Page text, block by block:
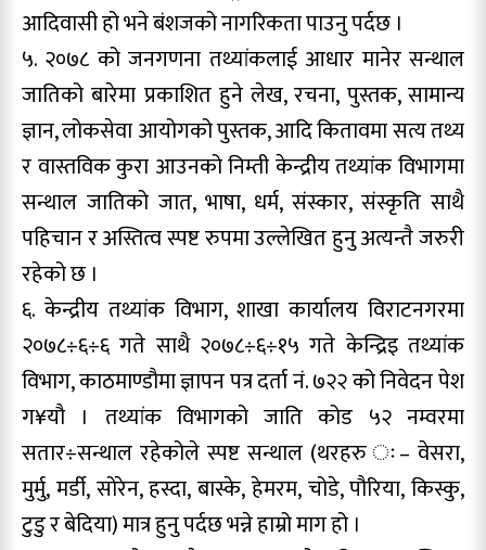
आदिवासी हो भने बंशजको नागरिकता पाउनु पर्दछ ।
५. २०७८ को जनगणना तथ्यांकलाई आधार मानेर सन्थाल
जातिको बारेमा प्रकाशित हुने लेख, रचना, पुस्तक, सामान्य
ज्ञान, लोकसेवा आयोगको पुस्तक, आदि कितावमा सत्य तथ्य
र वास्तविक कुरा आउनको निम्ती केन्द्रीय तथ्यांक विभागमा
सन्थाल जातिको जात, भाषा, धर्म, संस्कार, संस्कृति साथै
पहिचान र अस्तित्व स्पष्ट रुपमा उल्लेखित हुनु अत्यन्तै जरुरी
रहेको छ ।
६. केन्द्रीय तथ्यांक विभाग, शाखा कार्यालय विराटनगरमा
२०७८÷६÷६ गते साथै २०७८÷६÷१५ गते केन्द्रिइ तथ्यांक
विभाग, काठमाण्डौमा ज्ञापन पत्र दर्ता नं. ७२२ को निवेदन पेश
ग¥यौ । तथ्यांक विभागको जाति कोड ५२ नम्वरमा
सतार÷सन्थाल रहेकोले स्पष्ट सन्थाल (थरहरु ः– वेसरा,
मुर्मु, मर्डी, सोरेन, हस्दा, बास्के, हेमरम, चोडे, पौरिया, किस्कु,
टुडु र बेदिया) मात्र हुनु पर्दछ भन्ने हाम्रो माग हो ।